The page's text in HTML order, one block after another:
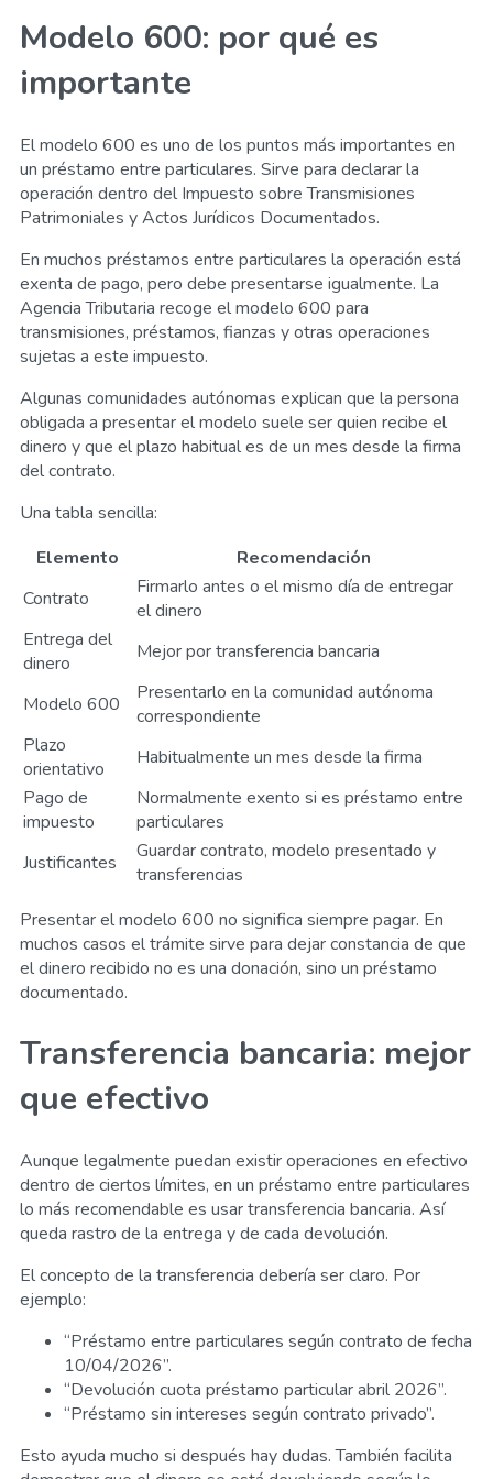
Modelo 600: por qué es
importante
El modelo 600 es uno de los puntos más importantes en
un préstamo entre particulares. Sirve para declarar la
operación dentro del Impuesto sobre Transmisiones
Patrimoniales y Actos Jurídicos Documentados.
En muchos préstamos entre particulares la operación está
exenta de pago, pero debe presentarse igualmente. La
Agencia Tributaria recoge el modelo 600 para
transmisiones, préstamos, fianzas y otras operaciones
sujetas a este impuesto.
Algunas comunidades autónomas explican que la persona
obligada a presentar el modelo suele ser quien recibe el
dinero y que el plazo habitual es de un mes desde la firma
del contrato.
Una tabla sencilla:
Elemento
Recomendación
Contrato
Firmarlo antes o el mismo día de entregar
el dinero
Entrega del
dinero
Mejor por transferencia bancaria
Modelo 600
Presentarlo en la comunidad autónoma
correspondiente
Plazo
orientativo
Habitualmente un mes desde la firma
Pago de
impuesto
Normalmente exento si es préstamo entre
particulares
Justificantes
Guardar contrato, modelo presentado y
transferencias
Presentar el modelo 600 no significa siempre pagar. En
muchos casos el trámite sirve para dejar constancia de que
el dinero recibido no es una donación, sino un préstamo
documentado.
Transferencia bancaria: mejor
que efectivo
Aunque legalmente puedan existir operaciones en efectivo
dentro de ciertos límites, en un préstamo entre particulares
lo más recomendable es usar transferencia bancaria. Así
queda rastro de la entrega y de cada devolución.
El concepto de la transferencia debería ser claro. Por
ejemplo:
“Préstamo entre particulares según contrato de fecha
10/04/2026”.
“Devolución cuota préstamo particular abril 2026”.
“Préstamo sin intereses según contrato privado”.
Esto ayuda mucho si después hay dudas. También facilita